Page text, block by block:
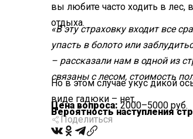
вы любите часто ходить в лес,
отдыха.
«В эту страховку входит все
упасть в болото или
– рассказали нам в одной из
связаны с лесом, стоимость
Но в этом случае укус дикой
виде гадюки – нет.
Цена вопроса: 2000–5000 руб.
Вероятность наступления
Поделиться